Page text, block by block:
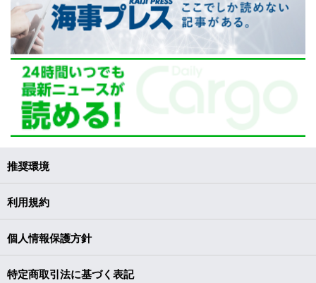
推奨環境
利用規約
個人情報保護方針
特定商取引法に基づく表記